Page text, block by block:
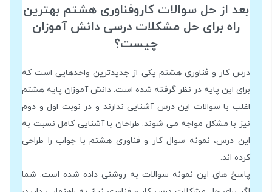
بعد از حل سوالات کاروفناوری هشتم بهترین
راه برای حل مشکلات درسی دانش آموزان
چیست؟
درس کار و فناوری هشتم یکی از جدیدترین واحدهایی است که
برای این پایه در نظر گرفته شده است. دانش آموزان پایه هشتم
اغلب با سوالات این درس آشنایی ندارند و در نوبت اول و دوم
نیز با مشکل مواجه می شوند. طراحان با آشنایی کامل نسبت به
این درس، نمونه سوال کار و فناوری هشتم با جواب را طراحی
کرده اند.
پاسخ های این نمونه سوالات به روشنی داده شده است. شما